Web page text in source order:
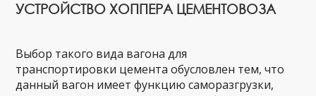
УСТРОЙСТВО ХОППЕРА ЦЕМЕНТОВОЗА
Выбор такого вида вагона для
транспортировки цемента обусловлен тем, что
данный вагон имеет функцию саморазгрузки,